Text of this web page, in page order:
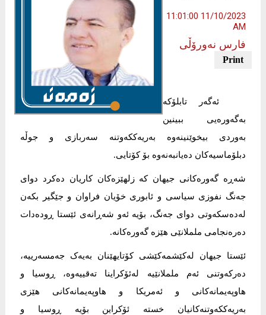
11/10/2023 11:01:00
AM
فارس نەورۆڵی
ئەگەر تابلۆکە
بەگەورەیی ببینین
بەوردی بیخوێنینەوە بەریەککەوتنە سەربازی و جوڵە
دبلۆماسیەکان دەیانبەنەوە بۆ کۆتایی.
شەڕە گەورەکانی جیهان کە زلهێزەکان کاریان دەکرد دوای
جەنگ نفوزی سیاسی و ئابوری خۆیان فراوان و جێگیر بکەن
لەدەسکەوتی دوای جەنگ، بۆیە ئەو شەڕانەی ئێستا ڕودەدات
دەرەنجامی ململانێی هێزە گەورەکانە.
ئێستا جیهان لەکێشمەکێشی کۆتایهێنان بەیەک جەمسەرییە،
دەرکەوتنی ئەم ململانێیە لەئۆکراینا تەقییەوە، ڕوسیا و
هاوپەیمانەکانی و ئەمریکا و هاوپەیمانەکانی هێزی
بەریەککەوتنەکانیان خستە ئۆکراین بۆیە ڕوسیا و